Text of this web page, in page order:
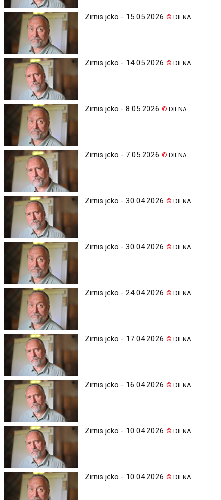
Zirnis joko - 15.05.2026© DIENA
Zirnis joko - 14.05.2026© DIENA
Zirnis joko - 8.05.2026© DIENA
Zirnis joko - 7.05.2026© DIENA
Zirnis joko - 30.04.2026© DIENA
Zirnis joko - 30.04.2026© DIENA
Zirnis joko - 24.04.2026© DIENA
Zirnis joko - 17.04.2026© DIENA
Zirnis joko - 16.04.2026© DIENA
Zirnis joko - 10.04.2026© DIENA
Zirnis joko - 10.04.2026© DIENA